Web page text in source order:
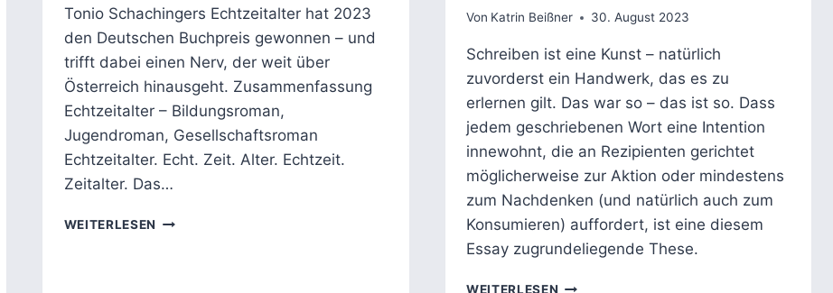
Tonio Schachingers Echtzeitalter hat 2023
den Deutschen Buchpreis gewonnen – und
trifft dabei einen Nerv, der weit über
Österreich hinausgeht. Zusammenfassung
Echtzeitalter – Bildungsroman,
Jugendroman, Gesellschaftsroman
Echtzeitalter. Echt. Zeit. Alter. Echtzeit.
Zeitalter. Das…
WEITERLESEN ECHTZEITALTER:
Von Katrin Beißner 30. August 2023
Schreiben ist eine Kunst – natürlich
zuvorderst ein Handwerk, das es zu
erlernen gilt. Das war so – das ist so. Dass
jedem geschriebenen Wort eine Intention
innewohnt, die an Rezipienten gerichtet
möglicherweise zur Aktion oder mindestens
zum Nachdenken (und natürlich auch zum
Konsumieren) auffordert, ist eine diesem
Essay zugrundeliegende These.
WEITERLESEN SCHREIBKUNST